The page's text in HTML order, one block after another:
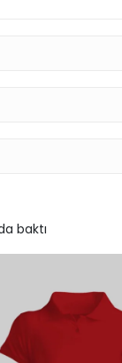
baktı